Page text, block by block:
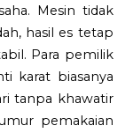
Mesin tidak
hasil es tetap
Para pemilik
karat biasanya
tanpa khawatir
pemakaian